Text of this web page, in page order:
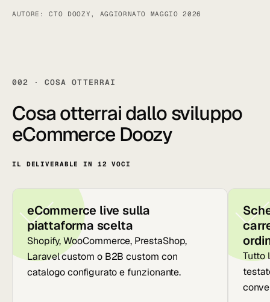
AUTORE: CTO DOOZY, AGGIORNATO MAGGIO 2026
002 · COSA OTTERRAI
Cosa otterrai dallo sviluppo
eCommerce Doozy
IL DELIVERABLE IN 12 VOCI
eCommerce live sulla
piattaforma scelta
Shopify, WooCommerce, PrestaShop,
Laravel custom o B2B custom con
catalogo configurato e funzionante.
Tutto